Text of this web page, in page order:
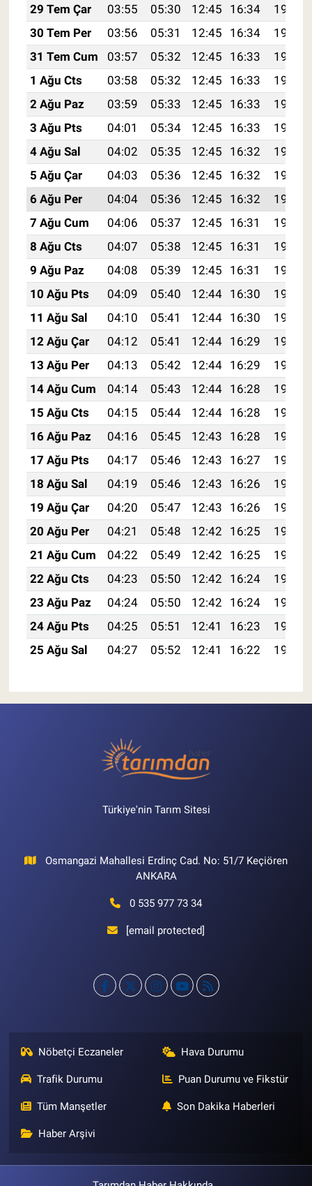
29 Tem Çar
03:55 05:30 12:45 16:34
19:51
30 Tem Per
03:56 05:31 12:45 16:34
19:50
31 Tem Cum
03:57 05:32 12:45 16:33
19:49
1 Ağu Cts
03:58 05:32 12:45 16:33
19:48
2 Ağu Paz
03:59 05:33 12:45 16:33
19:47
3 Ağu Pts
04:01 05:34 12:45 16:33
19:46
4 Ağu Sal
04:02 05:35 12:45 16:32
19:45
5 Ağu Çar
04:03 05:36 12:45 16:32
19:44
6 Ağu Per
04:04 05:36 12:45 16:32
19:43
7 Ağu Cum
04:06 05:37 12:45 16:31
19:42
8 Ağu Cts
04:07 05:38 12:45 16:31
19:41
9 Ağu Paz
04:08 05:39 12:45 16:31
19:40
10 Ağu Pts
04:09 05:40 12:44 16:30
19:39
11 Ağu Sal
04:10 05:41 12:44 16:30
19:38
12 Ağu Çar
04:12 05:41 12:44 16:29
19:37
13 Ağu Per
04:13 05:42 12:44 16:29
19:36
14 Ağu Cum
04:14 05:43 12:44 16:28
19:34
15 Ağu Cts
04:15 05:44 12:44 16:28
19:33
16 Ağu Paz
04:16 05:45 12:43 16:28
19:32
17 Ağu Pts
04:17 05:46 12:43 16:27
19:31
18 Ağu Sal
04:19 05:46 12:43 16:26
19:30
19 Ağu Çar
04:20 05:47 12:43 16:26
19:28
20 Ağu Per
04:21 05:48 12:42 16:25
19:27
21 Ağu Cum
04:22 05:49 12:42 16:25
19:26
22 Ağu Cts
04:23 05:50 12:42 16:24
19:24
23 Ağu Paz
04:24 05:50 12:42 16:24
19:23
24 Ağu Pts
04:25 05:51 12:41 16:23
19:22
25 Ağu Sal
04:27 05:52 12:41 16:22 19:20
Türkiye'nin Tarım Sitesi
Osmangazi Mahallesi Erdinç Cad. No: 51/7 Keçiören
ANKARA
0 535 977 73 34
[email protected]
Nöbetçi Eczaneler Hava Durumu
Trafik Durumu Puan Durumu ve Fikstür
Tüm Manşetler Son Dakika Haberleri
Haber Arşivi